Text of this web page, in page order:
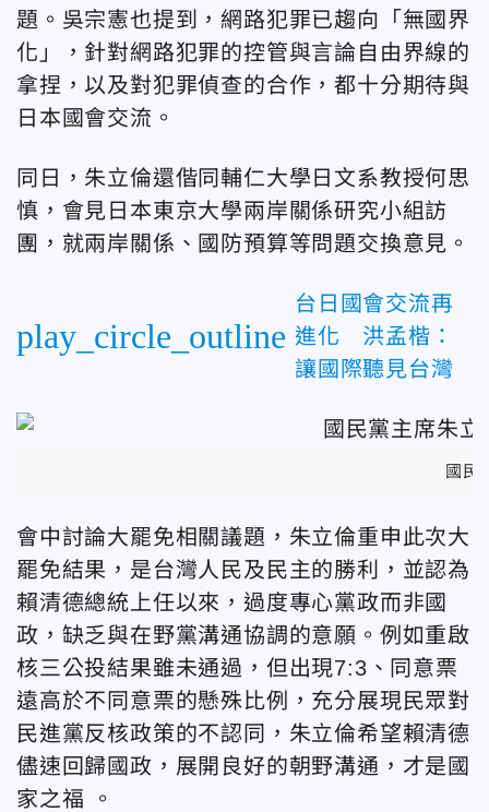
題。吳宗憲也提到，網路犯罪已趨向「無國界
化」，針對網路犯罪的控管與言論自由界線的
拿捏，以及對犯罪偵查的合作，都十分期待與
日本國會交流。
同日，朱立倫還偕同輔仁大學日文系教授何思
慎，會見日本東京大學兩岸關係研究小組訪
團，就兩岸關係、國防預算等問題交換意見。
play_circle_outline
台日國會交流再
進化 洪孟楷：
讓國際聽見台灣
國民
會中討論大罷免相關議題，朱立倫重申此次大
罷免結果，是台灣人民及民主的勝利，並認為
賴清德總統上任以來，過度專心黨政而非國
政，缺乏與在野黨溝通協調的意願。例如重啟
核三公投結果雖未通過，但出現7:3、同意票
遠高於不同意票的懸殊比例，充分展現民眾對
民進黨反核政策的不認同，朱立倫希望賴清德
儘速回歸國政，展開良好的朝野溝通，才是國
家之福 。